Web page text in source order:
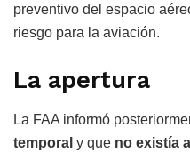
preventivo del espacio
riesgo para la aviación.
La apertura
La FAA informó
temporal y que no existía